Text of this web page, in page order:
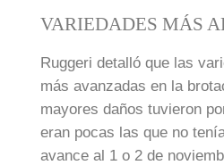
VARIEDADES MÁS
Ruggeri detalló que las
más avanzadas en la
mayores daños tuvieron
eran pocas las que no
avance al 1 o 2 de